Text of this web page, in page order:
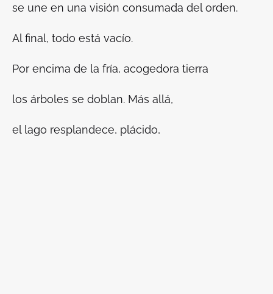
se une en una visión consumada del orden.
Al final, todo está vacío.
Por encima de la fría, acogedora tierra
los árboles se doblan. Más allá,
el lago resplandece, plácido,